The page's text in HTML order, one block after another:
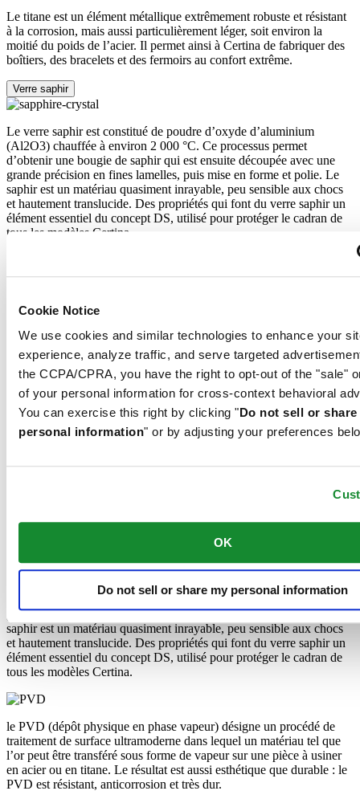
Cookie Notice
We use cookies and similar technologies to enhance your
experience, analyze traffic, and serve targeted
the CCPA/CPRA, you have the right to opt-out of the "sale"
of your personal information for cross-context behavioral
You can exercise this right by clicking "Do not sell or share
personal information" or by adjusting your preferences
OK
Do not sell or share my personal information
Le titane est un élément métallique extrêmement robuste et résistant
à la corrosion, mais aussi particulièrement léger, soit environ la
moitié du poids de l’acier. Il permet ainsi à Certina de fabriquer des
boîtiers, des bracelets et des fermoirs au confort extrême.
Verre saphir
Le verre saphir est constitué de poudre d’oxyde d’aluminium
(Al2O3) chauffée à environ 2 000 °C. Ce processus permet
d’obtenir une bougie de saphir qui est ensuite découpée avec une
grande précision en fines lamelles, puis mise en forme et polie. Le
saphir est un matériau quasiment inrayable, peu sensible aux chocs
et hautement translucide. Des propriétés qui font du verre saphir un
élément essentiel du concept DS, utilisé pour protéger le cadran de
tous les modèles Certina.
le PVD (dépôt physique en phase vapeur) désigne un procédé de
traitement de surface ultramoderne dans lequel un matériau tel que
l’or peut être transféré sous forme de vapeur sur une pièce à usiner
en acier ou en titane. Le résultat est aussi esthétique que durable : le
PVD est résistant, anticorrosion et très dur.
Titane
Verre saphir
PVD
moitié du poids de l’acier. Il permet ainsi à Certina de fabriquer des
Le verre saphir est constitué de poudre d’oxyde d’aluminium
(Al2O3) chauffée à environ 2 000 °C. Ce processus permet
d’obtenir une bougie de saphir qui est ensuite découpée avec une
grande précision en fines lamelles, puis mise en forme et polie. Le
saphir est un matériau quasiment inrayable, peu sensible aux chocs
et hautement translucide. Des propriétés qui font du verre saphir un
élément essentiel du concept DS, utilisé pour protéger le cadran de
tous les modèles Certina.
le PVD (dépôt physique en phase vapeur) désigne un procédé de
traitement de surface ultramoderne dans lequel un matériau tel que
l’or peut être transféré sous forme de vapeur sur une pièce à usiner
en acier ou en titane. Le résultat est aussi esthétique que durable : le
PVD est résistant, anticorrosion et très dur.